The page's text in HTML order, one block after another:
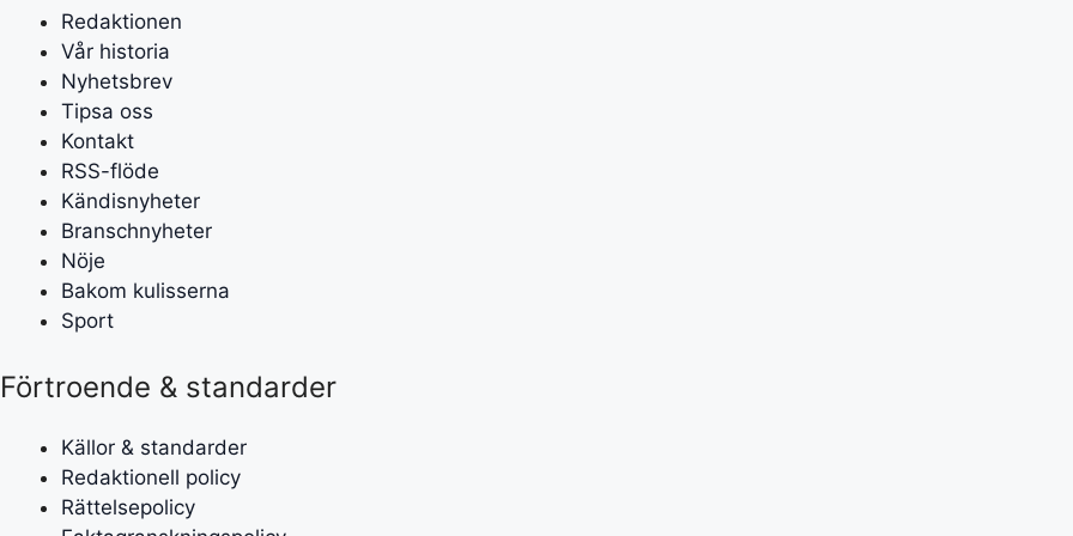
Redaktionen
Vår historia
Nyhetsbrev
Tipsa oss
Kontakt
RSS-flöde
Kändisnyheter
Branschnyheter
Nöje
Bakom kulisserna
Sport
Förtroende & standarder
Källor & standarder
Redaktionell policy
Rättelsepolicy